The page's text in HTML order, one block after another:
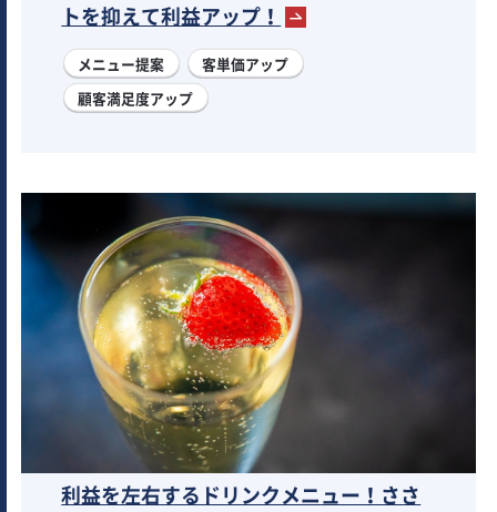
トを抑えて利益アップ！
メニュー提案
客単価アップ
顧客満足度アップ
利益を左右するドリンクメニュー！ささ